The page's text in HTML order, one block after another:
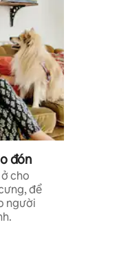
đón
cho
để
người